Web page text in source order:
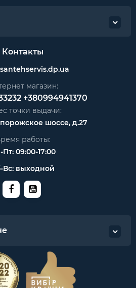
Контакты
магазин:
+380994941370
точки выдачи:
шоссе, д.27
работы:
09:00-17:00
Вс: выходной